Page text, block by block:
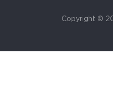
Copyright ©